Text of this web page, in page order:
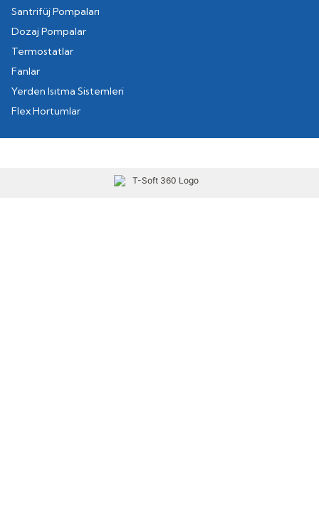
Santrifüj Pompaları
Dozaj Pompalar
Termostatlar
Fanlar
Yerden Isıtma Sistemleri
Flex Hortumlar